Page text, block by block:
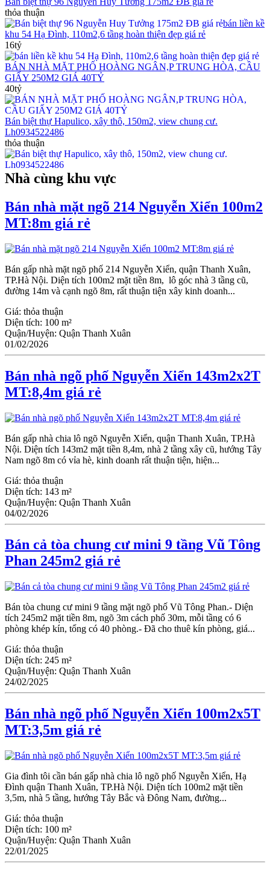
thỏa thuận
bán liền kề
khu 54 Hạ Đình, 110m2,6 tầng hoàn thiện đẹp giá rẻ
16tỷ
BÁN NHÀ MẶT PHỐ HOÀNG NGÂN,P TRUNG HÒA, CẦU
GIẤY 250M2 GIÁ 40TỶ
40tỷ
Bán biệt thự Hapulico, xây thô, 150m2, view chung cư.
Lh0934522486
thỏa thuận
Nhà cùng khu vực
Bán nhà mặt ngõ 214 Nguyễn Xiển 100m2
MT:8m giá rẻ
Bán gấp nhà mặt ngõ phố 214 Nguyễn Xiển, quận Thanh Xuân,
TP.Hà Nội. Diện tích 100m2 mặt tiền 8m, lô góc nhà 3 tầng cũ,
đường 14m và cạnh ngõ 8m, rất thuận tiện xây kinh doanh...
Giá: thỏa thuận
Diện tích: 100 m²
Quận/Huyện: Quận Thanh Xuân
01/02/2026
Bán nhà ngõ phố Nguyễn Xiển 143m2x2T
MT:8,4m giá rẻ
Bán gấp nhà chia lô ngõ Nguyễn Xiển, quận Thanh Xuân, TP.Hà
Nội. Diện tích 143m2 mặt tiền 8,4m, nhà 2 tầng xây cũ, hướng Tây
Nam ngõ 8m có vỉa hè, kinh doanh rất thuận tiện, hiện...
Giá: thỏa thuận
Diện tích: 143 m²
Quận/Huyện: Quận Thanh Xuân
04/02/2026
Bán cả tòa chung cư mini 9 tầng Vũ Tông
Phan 245m2 giá rẻ
Bán tòa chung cư mini 9 tầng mặt ngõ phố Vũ Tông Phan.- Diện
tích 245m2 mặt tiền 8m, ngõ 3m cách phố 30m, mỗi tầng có 6
phòng khép kín, tổng có 40 phòng.- Đã cho thuê kín phòng, giá...
Giá: thỏa thuận
Diện tích: 245 m²
Quận/Huyện: Quận Thanh Xuân
24/02/2025
Bán nhà ngõ phố Nguyễn Xiển 100m2x5T
MT:3,5m giá rẻ
Gia đình tôi cần bán gấp nhà chia lô ngõ phố Nguyễn Xiển, Hạ
Đình quận Thanh Xuân, TP.Hà Nội. Diện tích 100m2 mặt tiền
3,5m, nhà 5 tầng, hướng Tây Bắc và Đông Nam, đường...
Giá: thỏa thuận
Diện tích: 100 m²
Quận/Huyện: Quận Thanh Xuân
22/01/2025